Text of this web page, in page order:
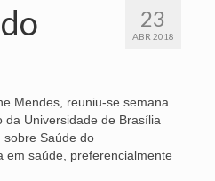
23
ABR 2018
Mendes, reuniu-se semana
da Universidade de Brasília
sobre Saúde do
em saúde, preferencialmente